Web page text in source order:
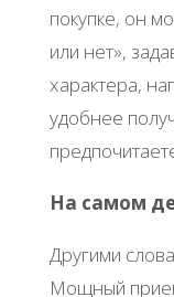
покупке, он
или нет»,
характера,
удобнее
На самом
Другими
Мощный